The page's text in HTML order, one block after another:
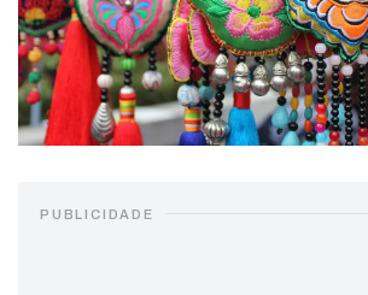
PUBLICIDADE